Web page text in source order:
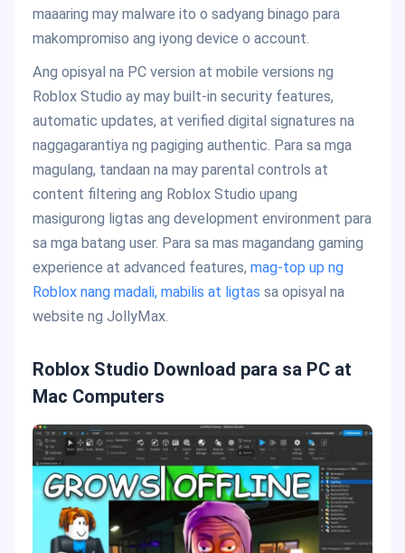
maaaring may malware ito o sadyang binago para
makompromiso ang iyong device o account.
Ang opisyal na PC version at mobile versions ng
Roblox Studio ay may built-in security features,
automatic updates, at verified digital signatures na
naggagarantiya ng pagiging authentic. Para sa mga
magulang, tandaan na may parental controls at
content filtering ang Roblox Studio upang
masigurong ligtas ang development environment para
sa mga batang user. Para sa mas magandang gaming
experience at advanced features, mag-top up ng
Roblox nang madali, mabilis at ligtas sa opisyal na
website ng JollyMax.
Roblox Studio Download para sa PC at
Mac Computers